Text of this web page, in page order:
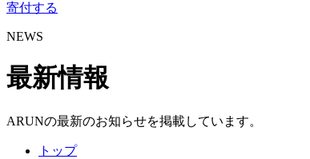
寄付する
NEWS
最新情報
ARUNの最新のお知らせを掲載しています。
トップ